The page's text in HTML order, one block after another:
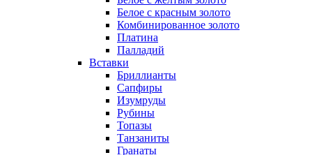
Белое с красным золото
Комбинированное золото
Платина
Палладий
Вставки
Бриллианты
Сапфиры
Изумруды
Рубины
Топазы
Танзаниты
Гранаты